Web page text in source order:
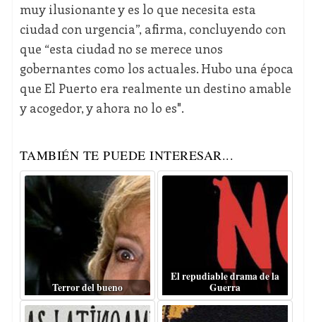
muy ilusionante y es lo que necesita esta
ciudad con urgencia”, afirma, concluyendo con
que “esta ciudad no se merece unos
gobernantes como los actuales. Hubo una época
que El Puerto era realmente un destino amable
y acogedor, y ahora no lo es".
TAMBIÉN TE PUEDE INTERESAR...
Terror del bueno
El repudiable drama de la
Guerra